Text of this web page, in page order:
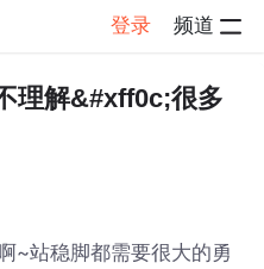
登录 频道
情
理解&#xff0c;很多
~站稳脚都需要很大的勇